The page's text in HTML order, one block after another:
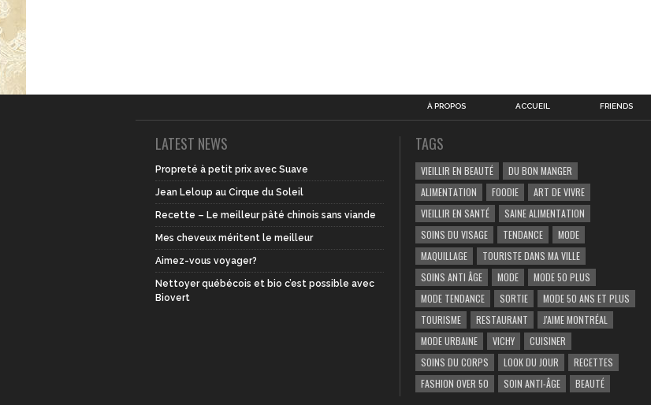
À PROPOS ACCUEIL FRIENDS
LATEST NEWS
Propreté à petit prix avec Suave
Jean Leloup au Cirque du Soleil
Recette – Le meilleur pâté chinois sans viande
Mes cheveux méritent le meilleur
Aimez-vous voyager?
Nettoyer québécois et bio c’est possible avec
Biovert
TAGS
VIEILLIR EN BEAUTÉ
DU BON MANGER
ALIMENTATION
FOODIE
ART DE VIVRE
VIEILLIR EN SANTÉ
SAINE ALIMENTATION
SOINS DU VISAGE
TENDANCE
MODE
MAQUILLAGE
TOURISTE DANS MA VILLE
SOINS ANTI ÂGE
MODE
MODE 50 PLUS
MODE TENDANCE
SORTIE
MODE 50 ANS ET PLUS
TOURISME
RESTAURANT
J'AIME MONTRÉAL
MODE URBAINE
VICHY
CUISINER
SOINS DU CORPS
LOOK DU JOUR
RECETTES
FASHION OVER 50
SOIN ANTI-ÂGE BEAUTÉ